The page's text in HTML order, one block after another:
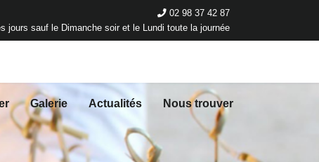
02 98 37 42 87
jours sauf le Dimanche soir et le Lundi toute la journée
Galerie Actualités Nous trouver